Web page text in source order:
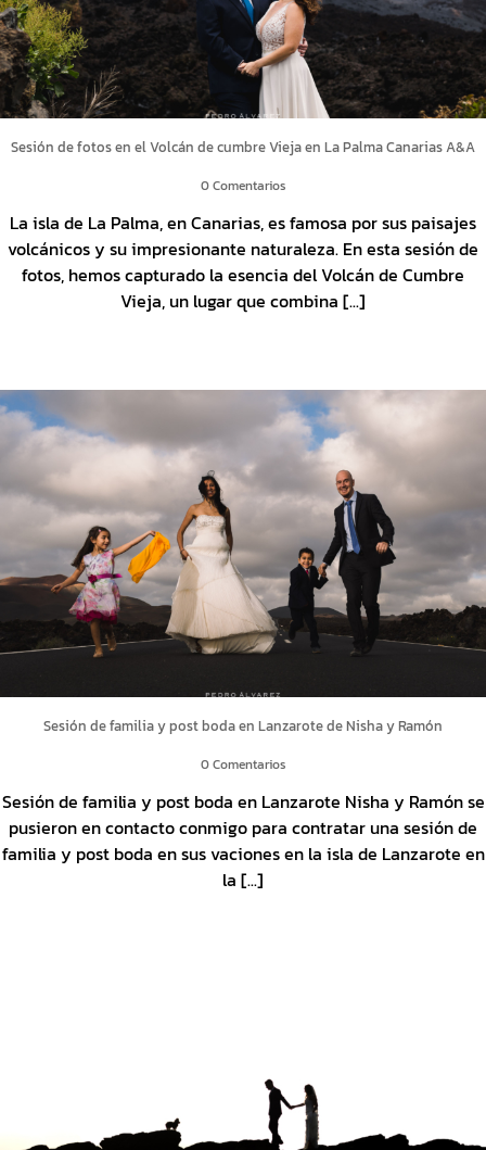
Sesión de fotos en el Volcán de cumbre Vieja en La Palma Canarias A&A
0 Comentarios
La isla de La Palma, en Canarias, es famosa por sus paisajes
volcánicos y su impresionante naturaleza. En esta sesión de
fotos, hemos capturado la esencia del Volcán de Cumbre
Vieja, un lugar que combina [...]
Sesión de familia y post boda en Lanzarote de Nisha y Ramón
0 Comentarios
Sesión de familia y post boda en Lanzarote Nisha y Ramón se
pusieron en contacto conmigo para contratar una sesión de
familia y post boda en sus vaciones en la isla de Lanzarote en
la [...]